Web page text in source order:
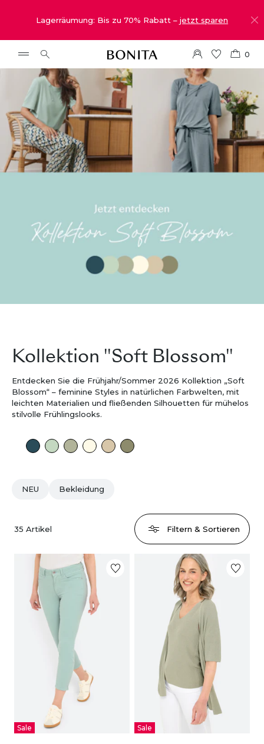
Lagerräumung: Bis zu 70% Rabatt – jetzt sparen
0
Kollektion "Soft Blossom"
Entdecken Sie die Frühjahr/Sommer 2026 Kollektion „Soft
Blossom“ – feminine Styles in natürlichen Farbwelten, mit
leichten Materialien und fließenden Silhouetten für mühelos
stilvolle Frühlingslooks.
NEU Bekleidung
35 Artikel Filtern & Sortieren
Sale Sale